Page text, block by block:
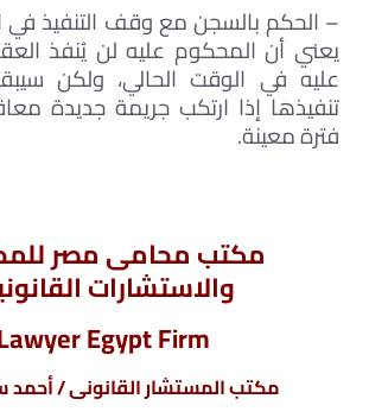
– الحكم بالسجن مع وقف التنفيذ في
يعني أن المحكوم عليه لن يُنفذ
عليه في الوقت الحالي، ولكن
تنفيذها إذا ارتكب جريمة جديدة
فترة معينة.
مكتب محامى مصر
والاستشارات
Egypt Firm
مكتب المستشار القانونى /